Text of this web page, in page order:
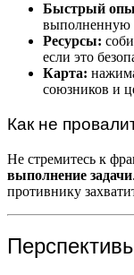
Быстрый
выполненную
Ресурсы:
если это
Карта:
союзников и
Как не
Не стремитесь к
выполнение задачи
противнику